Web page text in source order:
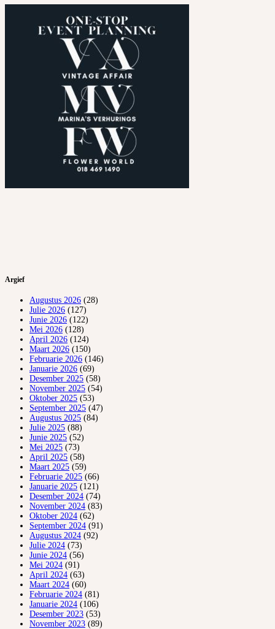
Argief
Augustus 2026 (28)
Julie 2026 (127)
Junie 2026 (122)
Mei 2026 (128)
April 2026 (124)
Maart 2026 (150)
Februarie 2026 (146)
Januarie 2026 (69)
Desember 2025 (58)
November 2025 (54)
Oktober 2025 (53)
September 2025 (47)
Augustus 2025 (84)
Julie 2025 (88)
Junie 2025 (52)
Mei 2025 (73)
April 2025 (58)
Maart 2025 (59)
Februarie 2025 (66)
Januarie 2025 (121)
Desember 2024 (74)
November 2024 (83)
Oktober 2024 (62)
September 2024 (91)
Augustus 2024 (92)
Julie 2024 (73)
Junie 2024 (56)
Mei 2024 (91)
April 2024 (63)
Maart 2024 (60)
Februarie 2024 (81)
Januarie 2024 (106)
Desember 2023 (53)
November 2023 (89)